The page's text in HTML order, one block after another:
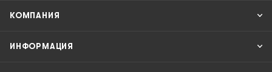
КОМПАНИЯ
ИНФОРМАЦИЯ